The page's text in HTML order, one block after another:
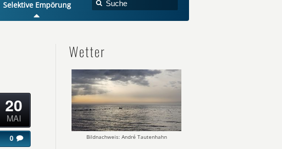
Selektive Empörung
20
MAI
0
Wetter
Bildnachweis: André Tautenhahn